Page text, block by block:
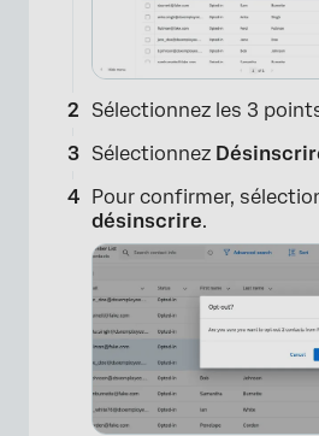
Sélectionnez les 3
Sélectionnez
Pour confirmer,
désinscrire.